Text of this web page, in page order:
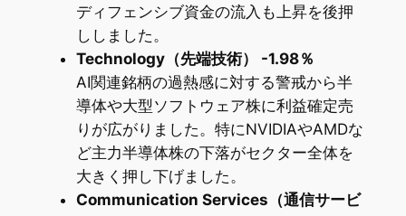
ディフェンシブ資金の流入も上昇を後押
ししました。
Technology（先端技術） -1.98％
AI関連銘柄の過熱感に対する警戒から半
導体や大型ソフトウェア株に利益確定売
りが広がりました。特にNVIDIAやAMDな
ど主力半導体株の下落がセクター全体を
大きく押し下げました。
Communication Services（通信サービ